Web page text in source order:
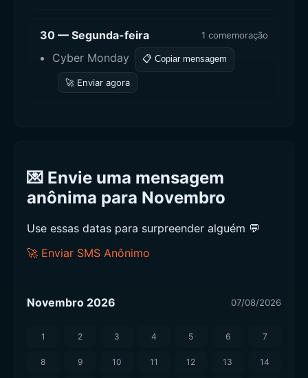
💌 Envie uma mensagem
anônima para Novembro
Use essas datas para surpreender alguém 💬
🚀 Enviar SMS Anônimo
Novembro 2026 07/08/2026
1 2 3 4 5 6 7
8 9 10 11 12 13 14
30 — Segunda-feira 1 comemoração
Cyber Monday 📋 Copiar mensagem
🚀 Enviar agora